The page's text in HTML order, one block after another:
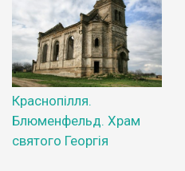
Краснопілля.
Блюменфельд. Храм
святого Георгія